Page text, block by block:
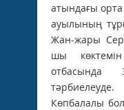
атындағы орта
ауылының
Жан-жары
шы
отбасында
тәрбиелеуде.
Көпбалалы